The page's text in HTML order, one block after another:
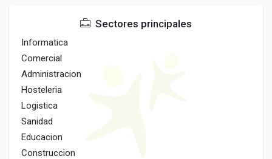
Sectores principales
Informatica
Comercial
Administracion
Hosteleria
Logistica
Sanidad
Educacion
Construccion